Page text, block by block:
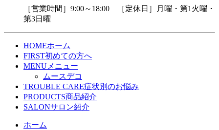
［営業時間］9:00～18:00 ［定休日］月曜・第1火曜・
第3日曜
HOMEホーム
FIRST初めての方へ
MENU メニュー
ムースデコ
TROUBLE CARE症状別のお悩み
PRODUCTS商品紹介
SALONサロン紹介
ホーム